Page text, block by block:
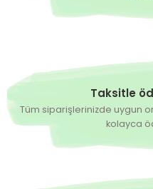
0,00 TL
Taksitle
Tüm siparişlerinizde uygun
kolayca